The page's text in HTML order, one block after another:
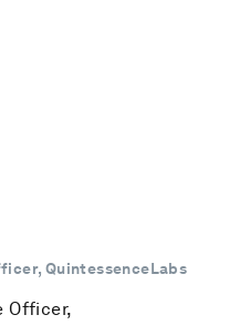
QuintessenceLabs
Officer,